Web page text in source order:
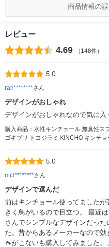
商品情報の
レビュー
4.69 （148件）
5.0
ran********さん
デザインがおしゃれ
デザインがおしゃれなので気に入
購入商品：水性キンチョール 無臭性ス
ゴキブリ トコジラミ KINCHO キンチョ
5.0
mi3********さん
デザインで選んだ
前はキンチョール使ってました
きく鳥がいるので目立つ。 最近
さんでシンプルなデザインだっ
た。昔からあるメーカーなので
🦟がこないも購入してみました